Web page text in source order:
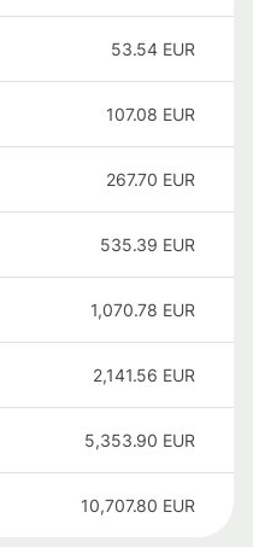
53.54 EUR
107.08 EUR
267.70 EUR
535.39 EUR
1,070.78 EUR
2,141.56 EUR
5,353.90 EUR
10,707.80 EUR